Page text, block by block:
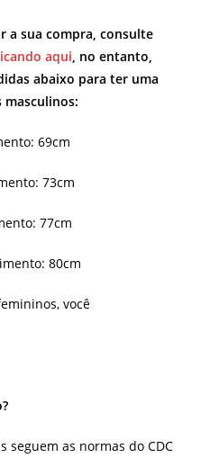
a sua compra, consulte
aqui , no entanto,
abaixo para ter uma
masculinos:
69cm
73cm
77cm
80cm
você
seguem as normas do CDC